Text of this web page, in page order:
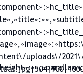
uploads\/